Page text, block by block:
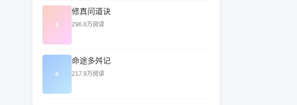
3
修真问道诀
296.8万阅读
4
命途多舛记
217.9万阅读